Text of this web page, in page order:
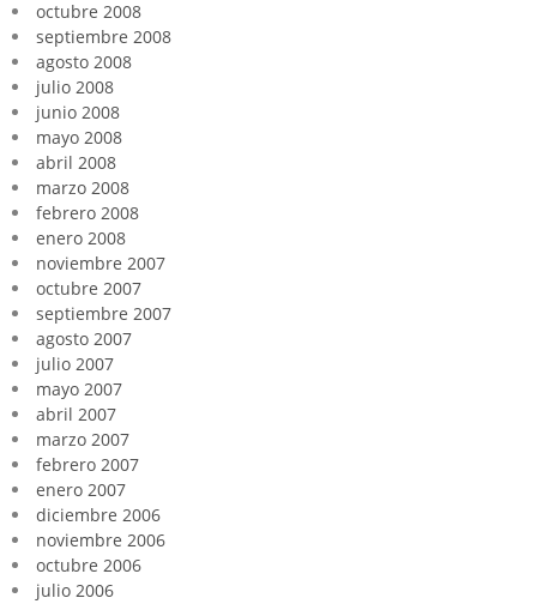
octubre 2008
septiembre 2008
agosto 2008
julio 2008
junio 2008
mayo 2008
abril 2008
marzo 2008
febrero 2008
enero 2008
noviembre 2007
octubre 2007
septiembre 2007
agosto 2007
julio 2007
mayo 2007
abril 2007
marzo 2007
febrero 2007
enero 2007
diciembre 2006
noviembre 2006
octubre 2006
julio 2006